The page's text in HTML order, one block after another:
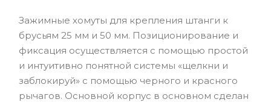
Зажимные хомуты для крепления штанги к
брусьям 25 мм и 50 мм. Позиционирование и
фиксация осуществляется с помощью простой
и интуитивно понятной системы «щелкни и
заблокируй» с помощью черного и красного
рычагов. Основной корпус в основном сделан